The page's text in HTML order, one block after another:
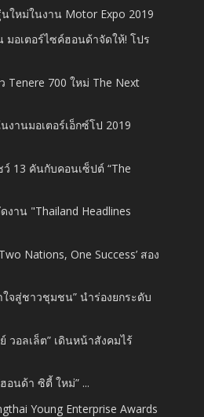
ใหม่ในงาน Motor Expo 2019
มอเตอร์ไซค์ฮอนด้าจัดให้! โปร
Tenere 700 ใหม่ The Next
งานมอเตอร์เอ็กซ์โป 2019
13 คันกับคอนเซ็ปต์ “The
งาน "Thailand Headlines
Nations, One Success’ สอง
ใจสู่ชาวชุมชน” นำร่องยกระดับ
วอลเล็ต” เดินหน้าสังคมไร้
อนด้า ซิตี้ ใหม่” ...
Young Enterprise Awards